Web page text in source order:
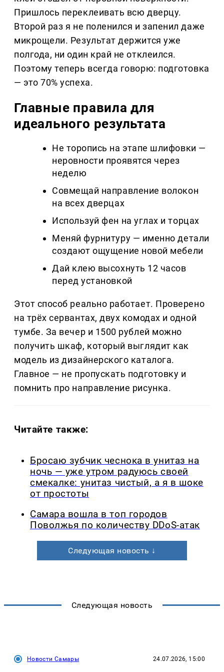
Пришлось переклеивать всю дверцу.
Второй раз я не поленился и запенил даже
микрощели. Результат держится уже
полгода, ни один край не отклеился.
Поэтому теперь всегда говорю: подготовка
— это 70% успеха.
Главные правила для
идеального результата
Не торопись на этапе шлифовки —
неровности проявятся через
неделю
Совмещай направление волокон
на всех дверцах
Используй фен на углах и торцах
Меняй фурнитуру — именно детали
создают ощущение новой мебели
Дай клею высохнуть 12 часов
перед установкой
Этот способ реально работает. Проверено
на трёх сервантах, двух комодах и одной
тумбе. За вечер и 1500 рублей можно
получить шкаф, который выглядит как
модель из дизайнерского каталога.
Главное — не пропускать подготовку и
помнить про направление рисунка.
Читайте также:
Бросаю зубчик чеснока в унитаз на
ночь — уже утром радуюсь своей
смекалке: унитаз чистый, а я в шоке
от простоты
Самара вошла в топ городов
Поволжья по количеству DDoS-атак
Следующая новость ↓
Следующая новость
Новости Самары 24.07.2026, 15:00